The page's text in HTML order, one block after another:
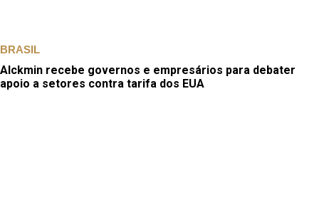
BRASIL
Alckmin recebe governos e empresários para debater
apoio a setores contra tarifa dos EUA